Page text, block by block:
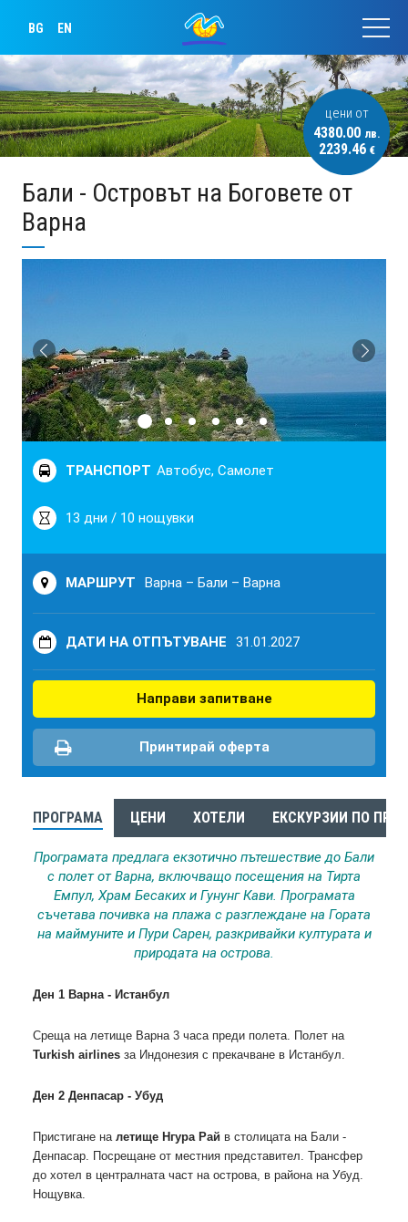
BG EN
Бали - Островът на Боговете от
Варна
цени от
4380.00 лв.
2239.46 €
ТРАНСПОРТ Автобус, Самолет
13 дни / 10 нощувки
МАРШРУТ Варна – Бали – Варна
ДАТИ НА ОТПЪТУВАНЕ 31.01.2027
Направи запитване
Принтирай оферта
ПРОГРАМА ЦЕНИ ХОТЕЛИ ЕКСКУРЗИИ ПО
Програмата предлага екзотично пътешествие до Бали
с полет от Варна, включващо посещения на Тирта
Емпул, Храм Бесаких и Гунунг Кави. Програмата
съчетава почивка на плажа с разглеждане на Гората
на маймуните и Пури Сарен, разкривайки културата и
природата на острова.
Ден 1 Варна - Истанбул
Среща на летище Варна 3 часа преди полета. Полет на
Turkish airlines за Индонезия с прeкачване в Истанбул.
Ден 2 Денпасар - Убуд
Пристигане на летище Нгура Рай в столицата на Бали -
Денпасар. Посрещане от местния представител. Трансфер
до хотел в централната част на острова, в района на Убуд.
Нощувка.